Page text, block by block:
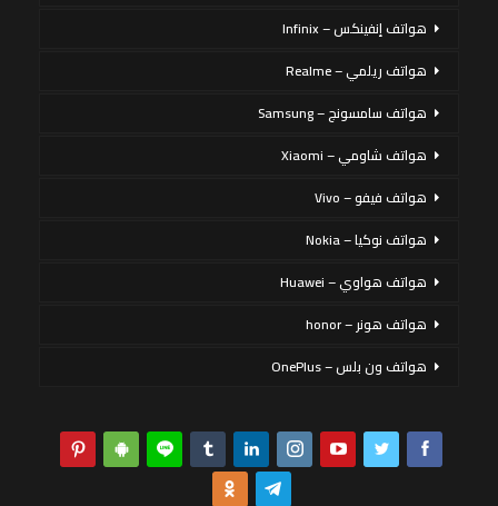
هواتف إنفينكس – Infinix
هواتف ريلمي – Realme
هواتف سامسونج – Samsung
هواتف شاومي – Xiaomi
هواتف فيفو – Vivo
هواتف نوكيا – Nokia
هواتف هواوي – Huawei
هواتف هونر – honor
هواتف ون بلس – OnePlus